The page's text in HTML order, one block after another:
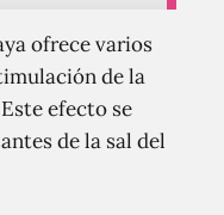
ofrece varios
de la
efecto se
de la sal del